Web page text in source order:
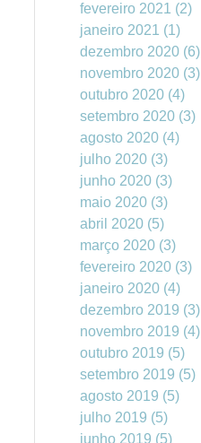
fevereiro 2021 (2)
janeiro 2021 (1)
dezembro 2020 (6)
novembro 2020 (3)
outubro 2020 (4)
setembro 2020 (3)
agosto 2020 (4)
julho 2020 (3)
junho 2020 (3)
maio 2020 (3)
abril 2020 (5)
março 2020 (3)
fevereiro 2020 (3)
janeiro 2020 (4)
dezembro 2019 (3)
novembro 2019 (4)
outubro 2019 (5)
setembro 2019 (5)
agosto 2019 (5)
julho 2019 (5)
junho 2019 (5)